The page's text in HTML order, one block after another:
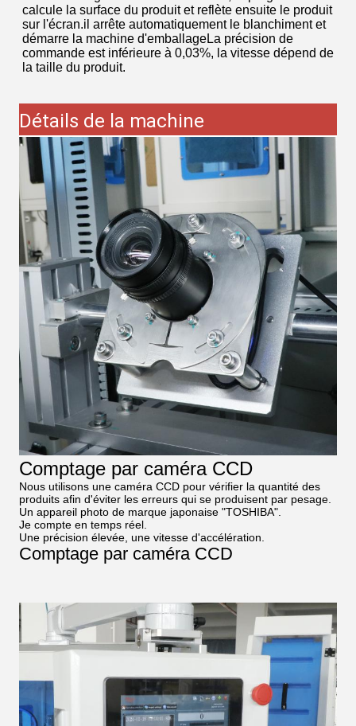
calcule la surface du produit et reflète ensuite le produit
sur l'écran.il arrête automatiquement le blanchiment et
démarre la machine d'emballageLa précision de
commande est inférieure à 0,03%, la vitesse dépend de
la taille du produit.
Détails de la machine
Comptage par caméra CCD
Nous utilisons une caméra CCD pour vérifier la quantité des
produits afin d'éviter les erreurs qui se produisent par pesage.
Un appareil photo de marque japonaise "TOSHIBA".
Je compte en temps réel.
Une précision élevée, une vitesse d'accélération.
Comptage par caméra CCD